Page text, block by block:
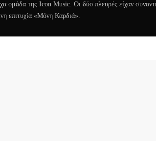
ομάδα της Icon Music. Οι δύο πλευρές είχαν
επιτυχία «Μόνη Καρδιά».